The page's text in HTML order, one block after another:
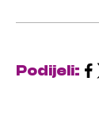
Podijeli: